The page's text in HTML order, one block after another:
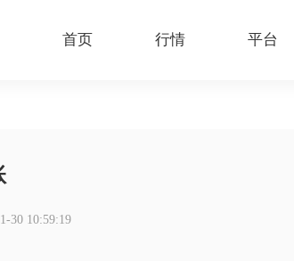
首页 行情 平台
30 10:59:19